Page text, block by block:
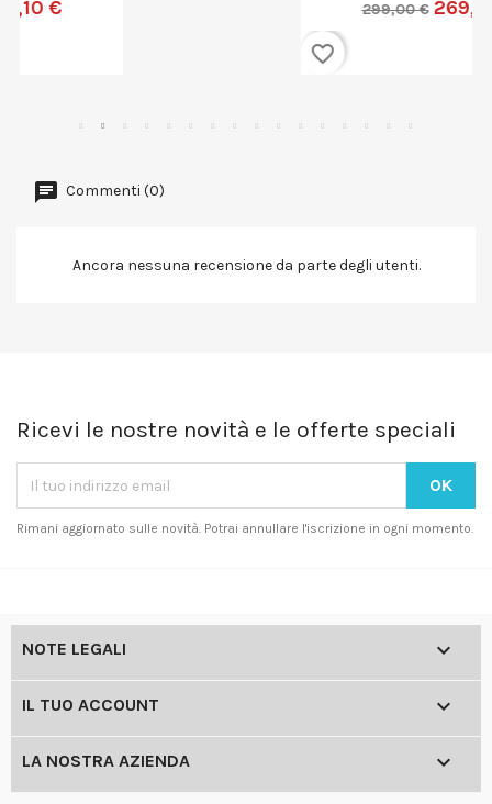
Commenti (0)
Ancora nessuna recensione da parte degli utenti.
Ricevi le nostre novità e le offerte speciali
Rimani aggiornato sulle novità. Potrai annullare l'iscrizione in ogni momento.
NOTE LEGALI 
IL TUO ACCOUNT 
LA NOSTRA AZIENDA 